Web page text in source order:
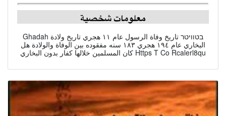
Ghadah בטוויטר تاريخ وفاة الرسول عام ١١ هجري تاريخ ولادة
البخاري عام ١٩٤ هجري ١٨٣ سنه مفقوده بين الوفاة والولادة هل
كان المسلمين خلالها كفار بدون البخاري Https T Co Rcalerl8qu